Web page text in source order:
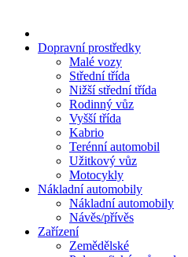
Dopravní prostředky
Malé vozy
Střední třída
Nižší střední třída
Rodinný vůz
Vyšší třída
Kabrio
Terénní automobil
Užitkový vůz
Motocykly
Nákladní automobily
Nákladní automobily
Návěs/přívěs
Zařízení
Zemědělské